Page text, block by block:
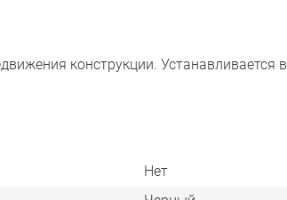
конструкции. Устанавливается в
Нет